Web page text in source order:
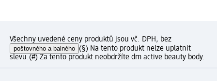
Všechny uvedené ceny produktů jsou vč. DPH, bez
poštovného a balného (§) Na tento produkt nelze uplatnit
slevu.(#) Za tento produkt neobdržíte dm active beauty body.